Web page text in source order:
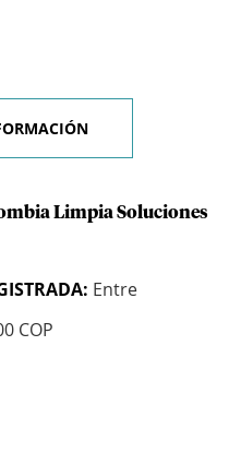
Limpia Soluciones
Entre
COP